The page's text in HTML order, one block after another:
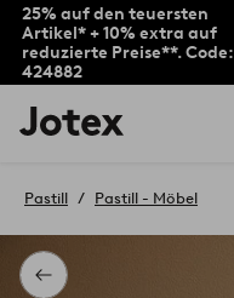
25% auf den teuersten
Artikel* + 10% extra auf
reduzierte Preise**. Code:
424882
Jotex-
Logo
Startseite
Zurück
Pastill Pastill - Möbel